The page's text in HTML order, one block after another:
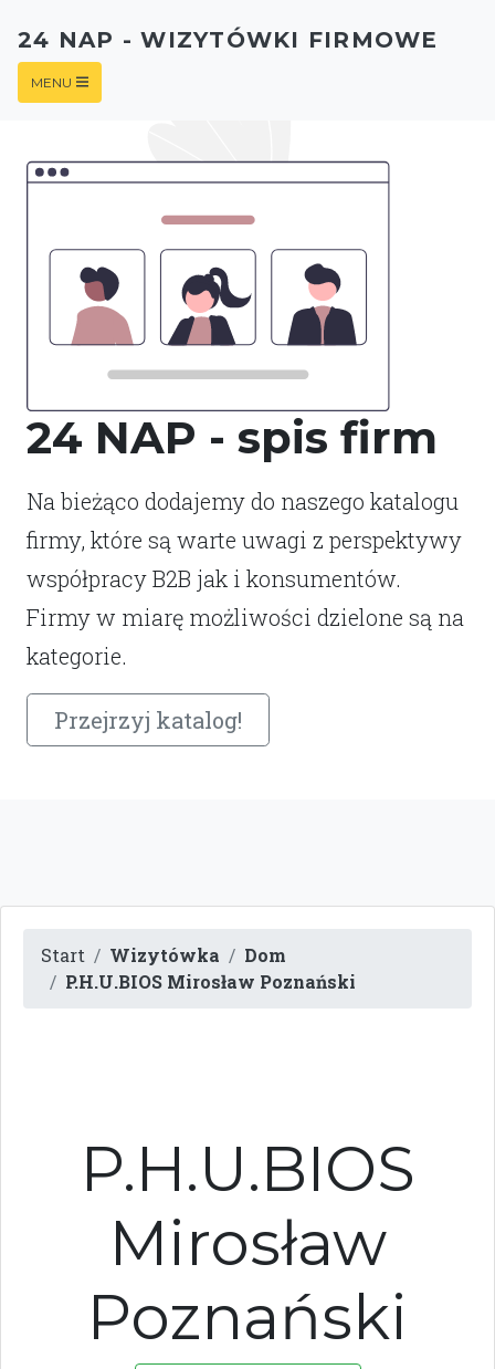
24 NAP - spis firm
Na bieżąco dodajemy do naszego katalogu
firmy, które są warte uwagi z perspektywy
współpracy B2B jak i konsumentów.
Firmy w miarę możliwości dzielone są na
kategorie.
Przejrzyj katalog!
24 NAP - WIZYTÓWKI FIRMOWE
MENU
Start Wizytówka
Dom
P.H.U.BIOS Mirosław Poznański
P.H.U.BIOS
Mirosław
Poznański